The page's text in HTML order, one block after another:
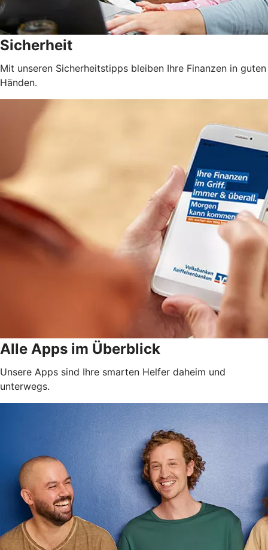
Sicherheit
Mit unseren Sicherheitstipps bleiben Ihre Finanzen in guten
Händen.
Alle Apps im Überblick
Unsere Apps sind Ihre smarten Helfer daheim und
unterwegs.